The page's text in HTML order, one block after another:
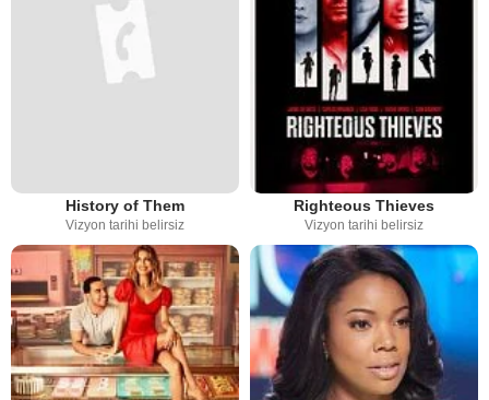
History of Them
Vizyon tarihi belirsiz
Righteous Thieves
Vizyon tarihi belirsiz